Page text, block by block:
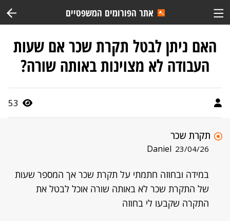
אתר הפורומים המשפטיים
האם ניתן לבטל תקרת שכר אם שעות
העבודה לא מצוינות באותה שורה?
53
תקרת שכר
Daniel 23/04/26
במידה ובחוזה חתמתי על תקרת שכר אך המספר שעות
של התקרת שכר לא באותה שורה אוכל לבטל את
התקרה שקבעו לי בחוזה